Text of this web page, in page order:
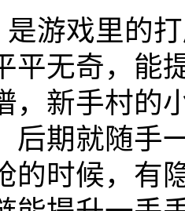
游戏里的
平无奇，能
，新手村的
后期就随手
的时候，有